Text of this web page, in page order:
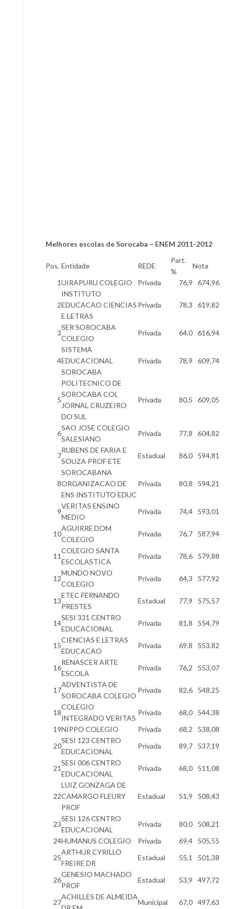
Melhores escolas de Sorocaba – ENEM 2011-2012
Pos. Entidade REDE
Part.
%
Nota
1UIRAPURU COLEGIO Privada 76,9 674,96
2
INSTITUTO
EDUCACAO CIENCIAS
E LETRAS
Privada 78,3 619,82
3
SER SOROCABA
COLEGIO
Privada 64,0 616,94
4
SISTEMA
EDUCACIONAL
SOROCABA
Privada 78,9 609,74
5
POLITECNICO DE
SOROCABA COL
JORNAL CRUZEIRO
DO SUL
Privada 80,5 609,05
6
SAO JOSE COLEGIO
SALESIANO
Privada 77,8 604,82
7
RUBENS DE FARIA E
SOUZA PROF ETE
Estadual 86,0 594,81
8
SOROCABANA
ORGANIZACAO DE
ENS INSTITUTO EDUC
Privada 80,8 594,21
9
VERITAS ENSINO
MEDIO
Privada 74,4 593,01
10
AGUIRRE DOM
COLEGIO
Privada 76,7 587,94
11
COLEGIO SANTA
ESCOLASTICA
Privada 78,6 579,88
12
MUNDO NOVO
COLEGIO
Privada 64,3 577,92
13
ETEC FERNANDO
PRESTES
Estadual 77,9 575,57
14
SESI 331 CENTRO
EDUCACIONAL
Privada 81,8 554,79
15
CIENCIAS E LETRAS
EDUCACAO
Privada 69,8 553,82
16
RENASCER ARTE
ESCOLA
Privada 76,2 553,07
17
ADVENTISTA DE
SOROCABA COLEGIO
Privada 82,6 548,25
18
COLEGIO
INTEGRADO VERITAS
Privada 68,0
544,38
19NIPPO COLEGIO Privada 68,2
538,08
20
SESI 123 CENTRO
EDUCACIONAL
Privada 89,7 537,19
21
SESI 006 CENTRO
EDUCACIONAL
Privada 68,0 511,08
22
LUIZ GONZAGA DE
CAMARGO FLEURY
PROF
Estadual 51,9 508,43
23
SESI 126 CENTRO
EDUCACIONAL
Privada 80,0
508,21
24HUMANUS COLEGIO Privada 69,4
505,55
25
ARTHUR CYRILLO
FREIRE DR
Estadual 55,1 501,38
26
GENESIO MACHADO
PROF
Estadual 53,9 497,72
27
ACHILLES DE ALMEIDA
Municipal 67,0 497,63